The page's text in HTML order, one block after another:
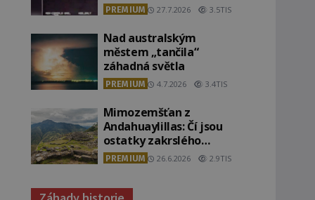
PREMIUM 27.7.2026 3.5TIS
Nad australským
městem „tančila“
záhadná světla
PREMIUM 4.7.2026 3.4TIS
Mimozemšťan z
Andahuaylillas: Čí jsou
ostatky zakrslého
stvoření s ohromnou
lebkou?
PREMIUM 26.6.2026 2.9TIS